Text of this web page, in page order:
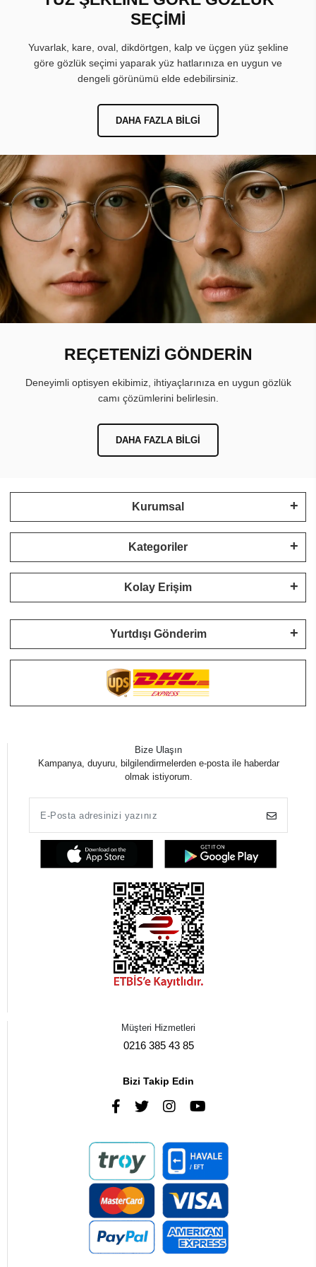
SEÇİMİ
Yuvarlak, kare, oval, dikdörtgen, kalp ve üçgen yüz şekline
göre gözlük seçimi yaparak yüz hatlarınıza en uygun ve
dengeli görünümü elde edebilirsiniz.
DAHA FAZLA BILGI
REÇETENİZİ GÖNDERİN
Deneyimli optisyen ekibimiz, ihtiyaçlarınıza en uygun gözlük
camı çözümlerini belirlesin.
DAHA FAZLA BILGI
Kurumsal
Kategoriler
Kolay Erişim
Yurtdışı Gönderim
Bize Ulaşın
Kampanya, duyuru, bilgilendirmelerden e-posta ile haberdar
olmak istiyorum.
Müşteri Hizmetleri
0216 385 43 85
Bizi Takip Edin